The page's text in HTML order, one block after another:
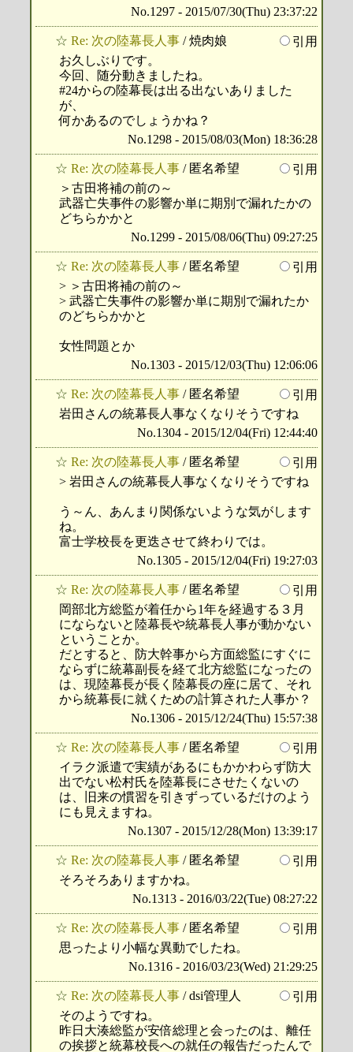
No.1297 - 2015/07/30(Thu) 23:37:22
☆ Re: 次の陸幕長人事 / 焼肉娘
引用
お久しぶりです。
今回、随分動きましたね。
#24からの陸幕長は出る出ないありました
が、
何かあるのでしょうかね？
No.1298 - 2015/08/03(Mon) 18:36:28
☆ Re: 次の陸幕長人事 / 匿名希望
引用
＞古田将補の前の～
武器亡失事件の影響か単に期別で漏れたかの
どちらかかと
No.1299 - 2015/08/06(Thu) 09:27:25
☆ Re: 次の陸幕長人事 / 匿名希望
引用
> ＞古田将補の前の～
> 武器亡失事件の影響か単に期別で漏れたか
のどちらかかと
女性問題とか
No.1303 - 2015/12/03(Thu) 12:06:06
☆ Re: 次の陸幕長人事 / 匿名希望
引用
岩田さんの統幕長人事なくなりそうですね
No.1304 - 2015/12/04(Fri) 12:44:40
☆ Re: 次の陸幕長人事 / 匿名希望
引用
> 岩田さんの統幕長人事なくなりそうですね
う～ん、あんまり関係ないような気がします
ね。
富士学校長を更迭させて終わりでは。
No.1305 - 2015/12/04(Fri) 19:27:03
☆ Re: 次の陸幕長人事 / 匿名希望
引用
岡部北方総監が着任から1年を経過する３月
にならないと陸幕長や統幕長人事が動かない
ということか。
だとすると、防大幹事から方面総監にすぐに
ならずに統幕副長を経て北方総監になったの
は、現陸幕長が長く陸幕長の座に居て、それ
から統幕長に就くための計算された人事か？
No.1306 - 2015/12/24(Thu) 15:57:38
☆ Re: 次の陸幕長人事 / 匿名希望
引用
イラク派遣で実績があるにもかかわらず防大
出でない松村氏を陸幕長にさせたくないの
は、旧来の慣習を引きずっているだけのよう
にも見えますね。
No.1307 - 2015/12/28(Mon) 13:39:17
☆ Re: 次の陸幕長人事 / 匿名希望
引用
そろそろありますかね。
No.1313 - 2016/03/22(Tue) 08:27:22
☆ Re: 次の陸幕長人事 / 匿名希望
引用
思ったより小幅な異動でしたね。
No.1316 - 2016/03/23(Wed) 21:29:25
☆ Re: 次の陸幕長人事 / dsi管理人
引用
そのようですね。
昨日大湊総監が安倍総理と会ったのは、離任
の挨拶と統幕校長への就任の報告だったんで